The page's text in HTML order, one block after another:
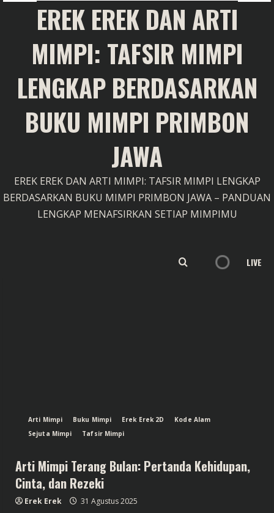
EREK EREK DAN ARTI
MIMPI: TAFSIR MIMPI
LENGKAP BERDASARKAN
BUKU MIMPI PRIMBON
JAWA
EREK EREK DAN ARTI MIMPI: TAFSIR MIMPI LENGKAP
BERDASARKAN BUKU MIMPI PRIMBON JAWA – PANDUAN
LENGKAP MENAFSIRKAN SETIAP MIMPIMU
LIVE
Arti Mimpi Buku Mimpi Erek Erek 2D
Kode Alam
Sejuta Mimpi
Tafsir Mimpi
Arti Mimpi Terang Bulan: Pertanda Kehidupan,
Cinta, dan Rezeki
Erek Erek 31 Agustus 2025